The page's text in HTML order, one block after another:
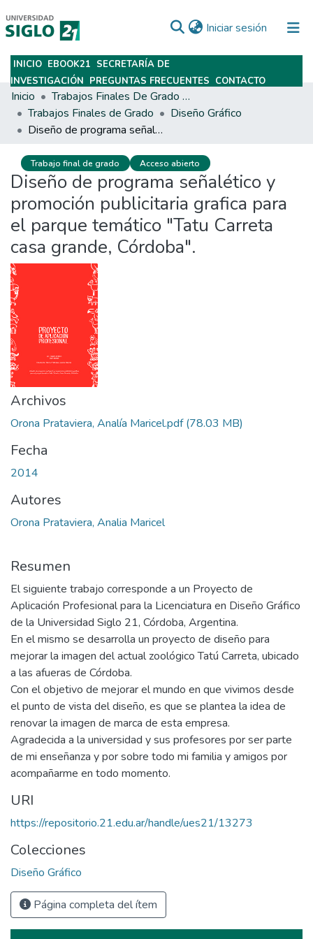
Iniciar sesión (current)
Subir
INICIO EBOOK21 SECRETARÍA DE
INVESTIGACIÓN PREGUNTAS FRECUENTES CONTACTO
Inicio
Trabajos Finales De Grado Y Posgrado
Trabajos Finales de Grado
Diseño Gráfico
Diseño de programa señalético y promoción publicitaria grafica para el parque temático "Tatu Carreta casa grande, Córdoba".
Trabajo final de grado Acceso abierto
Diseño de programa señalético y
promoción publicitaria grafica para
el parque temático "Tatu Carreta
casa grande, Córdoba".
Archivos
Orona Prataviera, Analía Maricel.pdf(78.03 MB)
Fecha
2014
Autores
Orona Prataviera, Analia Maricel
Resumen
El siguiente trabajo corresponde a un Proyecto de
Aplicación Profesional para la Licenciatura en Diseño Gráfico
de la Universidad Siglo 21, Córdoba, Argentina.
En el mismo se desarrolla un proyecto de diseño para
mejorar la imagen del actual zoológico Tatú Carreta, ubicado
a las afueras de Córdoba.
Con el objetivo de mejorar el mundo en que vivimos desde
el punto de vista del diseño, es que se plantea la idea de
renovar la imagen de marca de esta empresa.
Agradecida a la universidad y sus profesores por ser parte
de mi enseñanza y por sobre todo mi familia y amigos por
acompañarme en todo momento.
URI
https://repositorio.21.edu.ar/handle/ues21/13273
Colecciones
Diseño Gráfico
Página completa del ítem